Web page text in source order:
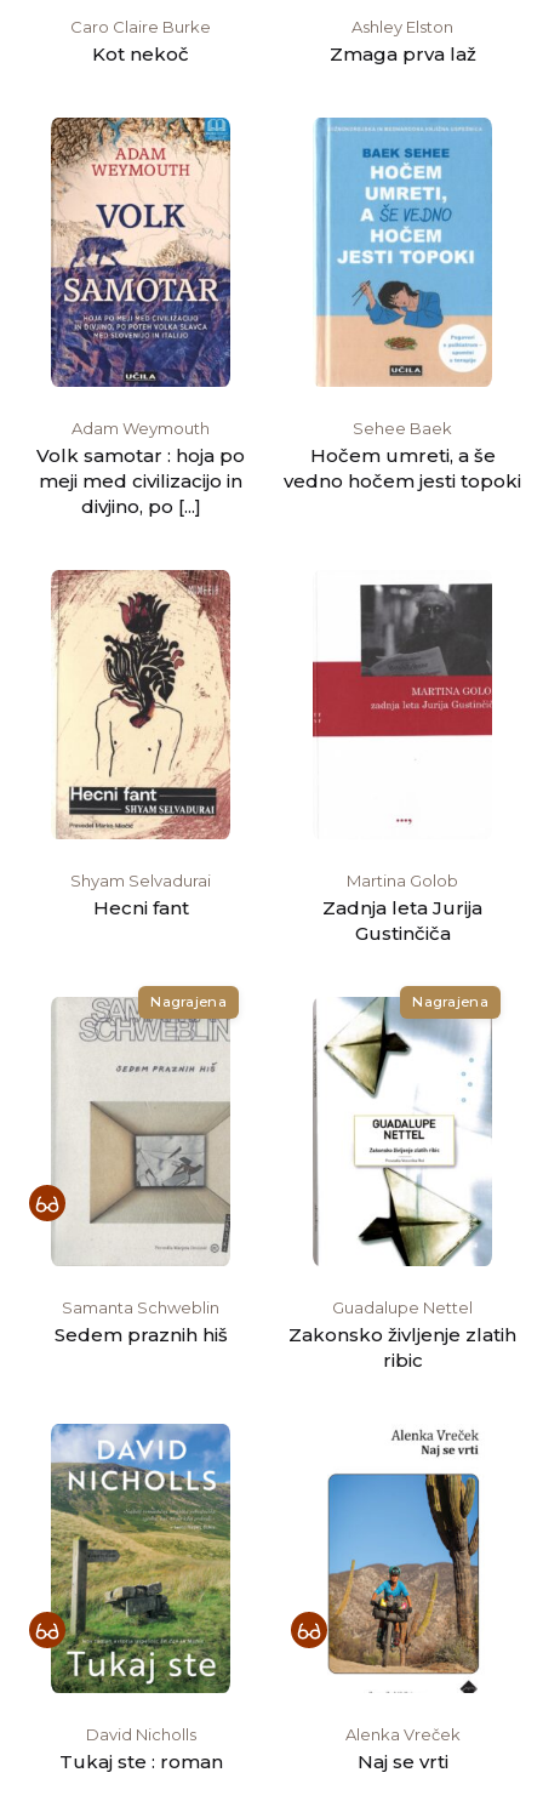
Caro Claire Burke
Kot nekoč
Ashley Elston
Zmaga prva laž
Adam Weymouth
Volk samotar : hoja po
meji med civilizacijo in
divjino, po [...]
Sehee Baek
Hočem umreti, a še
vedno hočem jesti topoki
Shyam Selvadurai
Hecni fant
Martina Golob
Zadnja leta Jurija
Gustinčiča
Nagrajena
Samanta Schweblin
Sedem praznih hiš
Nagrajena
Guadalupe Nettel
Zakonsko življenje zlatih
ribic
David Nicholls
Tukaj ste : roman
Alenka Vreček
Naj se vrti